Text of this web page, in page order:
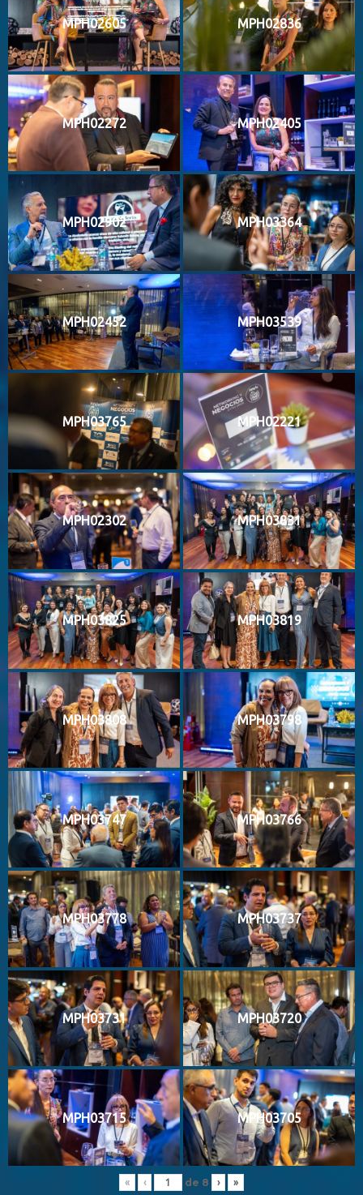
MPH02605 MPH02836
MPH02272 MPH02405
MPH02902 MPH03364
MPH02452 MPH03539
MPH03765 MPH02221
MPH02302 MPH03831
MPH03825 MPH03819
MPH03808 MPH03798
MPH03747 MPH03766
MPH03778 MPH03737
MPH03731 MPH03720
MPH03715 MPH03705
« ‹ de 8 › »